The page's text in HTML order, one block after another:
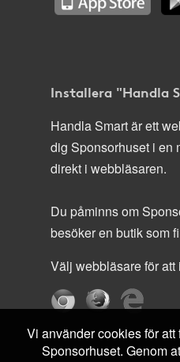
Installera "Handla
Handla Smart är ett
dig Sponsorhuset i en
direkt i webbläsaren.
Du påminns om
besöker en butik som
Välj webbläsare för att
Vi använder cookies för
Sponsorhuset. Genom